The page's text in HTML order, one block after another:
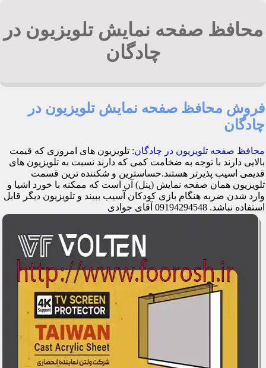
محافظ صفحه نمایش تلویزیون در
چادگان
فروش محافظ صفحه نمایش تلویزیون در
چادگان
محافظ صفحه تلویزیون در چادگان: تلویزیون های امروزی که قیمت
بالایی دارند با توجه به ضخامت کمی که دارند نسبت به تلویزیون های
قدیمی اسیب پذیرتر هستند.حساسترین و شکننده ترین قسمت
تلویزیون همان صفحه نمایش (پنل) آن است که ممکنه با خورد اشیا و
وارد شدن ضربه هنگام بازی کودکان آسیب ببیند و تلویزیون دیگر قابل
استفاده نباشد. 09194294548 آقای جوادی